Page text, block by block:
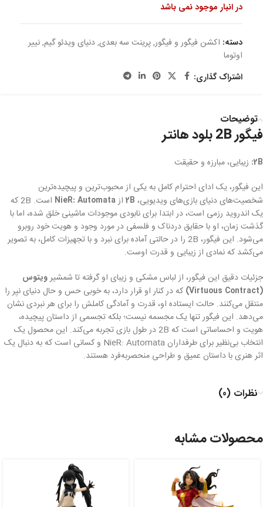
در انبار موجود نمی باشد
دسته: اکشن فیگور و فیگور,پرینت سه بعدی,دنیای ویدئو گیم,نییر
اوتوما
اشتراک گذاری:
توضیحات
فیگور 2B بلود هانتر
2B: زیبایی، مبارزه و حقیقت
این فیگور، یک ادای احترام کامل به یکی از محبوب‌ترین و پیچیده‌ترین
شخصیت‌های دنیای بازی‌های ویدیویی، 2B ازNieR: Automata
است. 2B که
یک اندروید رزمی است، در ابتدا برای نابودی موجودات ماشینی خلق شده، اما با
گذشت زمان، او با حقایق دردناک و فلسفی در مورد وجود و هویت خود روبرو
می‌شود. این فیگور، 2B را در حالتی آماده برای نبرد و با تجهیزات کامل، به تصویر
می‌کشد که نمادی از زیبایی و قدرت اوست.
جزئیات دقیق این فیگور، از لباس مشکی و زیبای او گرفته تا شمشیرویتوس
(Virtuous Contract)
که در کنار او قرار دارد، به خوبی حس و حال دنیای نیِر را
منتقل می‌کنند. حالت ایستاده او، قدرت و آمادگی کاملش را برای هر نبردی نشان
می‌دهد. این فیگور تنها یک مجسمه نیست؛ بلکه تجسمی از داستان پیچیده،
هویت و احساساتی است که 2B در طول بازی تجربه می‌کند. این محصول یک
انتخاب بی‌نظیر برای طرفداران NieR: Automata و کسانی است که به دنبال یک
اثر هنری با داستان عمیق و طراحی منحصربه‌فرد هستند.
نظرات (0)
محصولات مشابه